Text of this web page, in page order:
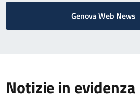
Genova Web News
Notizie in evidenza